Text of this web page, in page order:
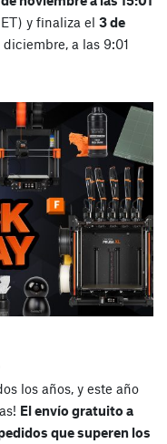
y finaliza el 3 de
diciembre, a las 9:01
los años, y este año
El envío gratuito a
que superen los